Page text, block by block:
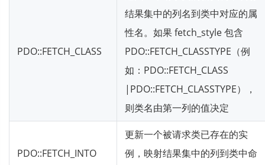
PDO::FETCH_CLASS
结果集中的列名到类中对应的属
性名。如果 fetch_style 包含
PDO::FETCH_CLASSTYPE（例
如：PDO::FETCH_CLASS
|PDO::FETCH_CLASSTYPE），
则类名由第一列的值决定
PDO::FETCH_INTO
更新一个被请求类已存在的实
例，映射结果集中的列到类中命